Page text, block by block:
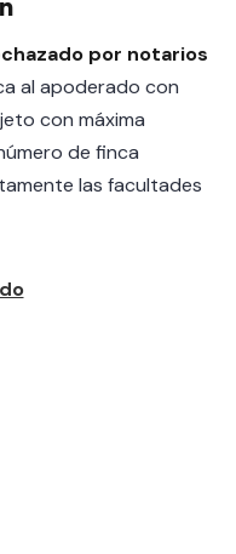
por notarios
al apoderado con
con máxima
de finca
las facultades